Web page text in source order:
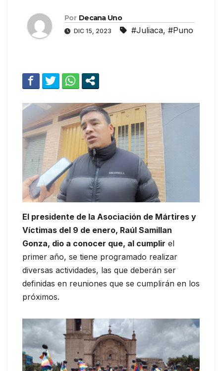
Por Decana Uno
DIC 15, 2023 #Juliaca, #Puno
El presidente de la Asociación de Mártires y
Víctimas del 9 de enero, Raúl Samillan
Gonza, dio a conocer que, al cumplir el
primer año, se tiene programado realizar
diversas actividades, las que deberán ser
definidas en reuniones que se cumplirán en los
próximos.